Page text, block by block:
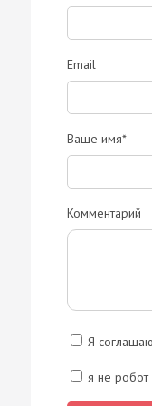
Email
Ваше имя*
Комментарий
Я
я не робот